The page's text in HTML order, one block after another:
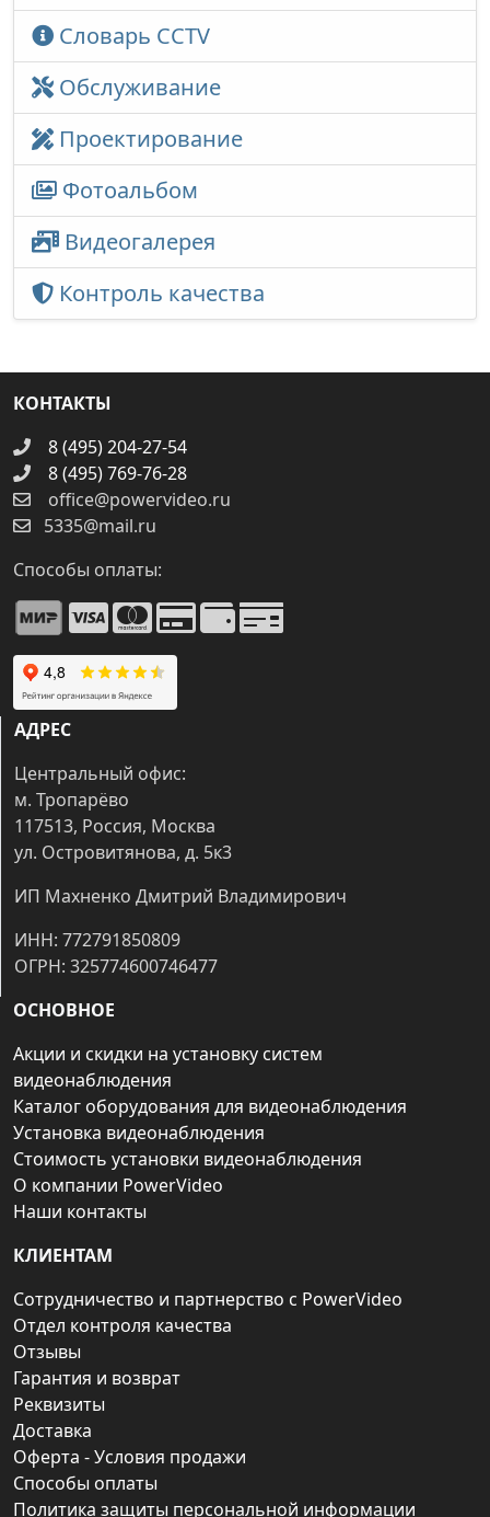
Словарь CCTV
Обслуживание
Проектирование
Фотоальбом
Видеогалерея
Контроль качества
КОНТАКТЫ
8 (495) 204-27-54
8 (495) 769-76-28
office@powervideo.ru
5335@mail.ru
Способы оплаты:
АДРЕС
Центральный офис:
м. Тропарёво
117513, Россия, Москва
ул. Островитянова, д. 5к3
ИП Махненко Дмитрий Владимирович
ИНН: 772791850809
ОГРН: 325774600746477
ОСНОВНОЕ
Акции и скидки на установку систем
видеонаблюдения
Каталог оборудования для видеонаблюдения
Установка видеонаблюдения
Стоимость установки видеонаблюдения
О компании PowerVideo
Наши контакты
КЛИЕНТАМ
Сотрудничество и партнерство с PowerVideo
Отдел контроля качества
Отзывы
Гарантия и возврат
Реквизиты
Доставка
Оферта - Условия продажи
Способы оплаты
Политика защиты персональной информации